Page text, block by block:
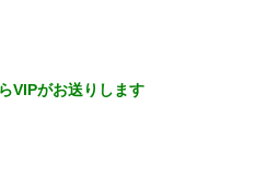
VIPがお送りします